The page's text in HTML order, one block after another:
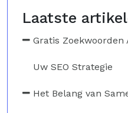
Laatste
Gratis Zoekwoorden
Uw SEO Strategie
Het Belang van